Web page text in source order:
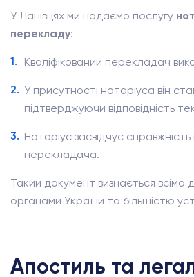
У Ланівцях ми надаємо послугу
перекладу:
Кваліфікований перекладач
У присутності нотаріуса він
підтверджуючи відповідність
Нотаріус засвідчує справжність
перекладача.
Такий документ визнається всіма
органами України та більшістю
Апостиль та